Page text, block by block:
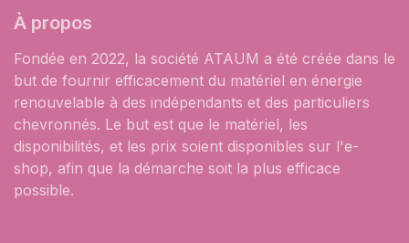
À propos
Fondée en 2022, la société ATAUM a été créée dans le
but de fournir efficacement du matériel en énergie
renouvelable à des indépendants et des particuliers
chevronnés. Le but est que le matériel, les
disponibilités, et les prix soient disponibles sur l'e-
shop, afin que la démarche soit la plus efficace
possible.